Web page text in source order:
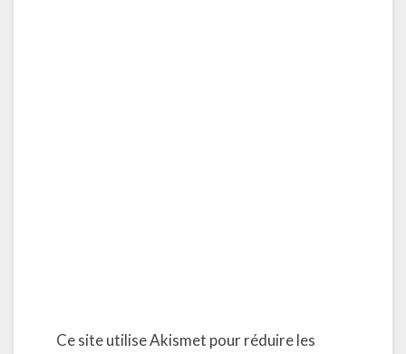
Ce site utilise Akismet pour réduire les